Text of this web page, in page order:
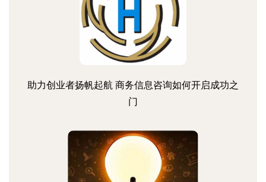
助力创业者扬帆起航 商务信息咨询如何开启成功之
门